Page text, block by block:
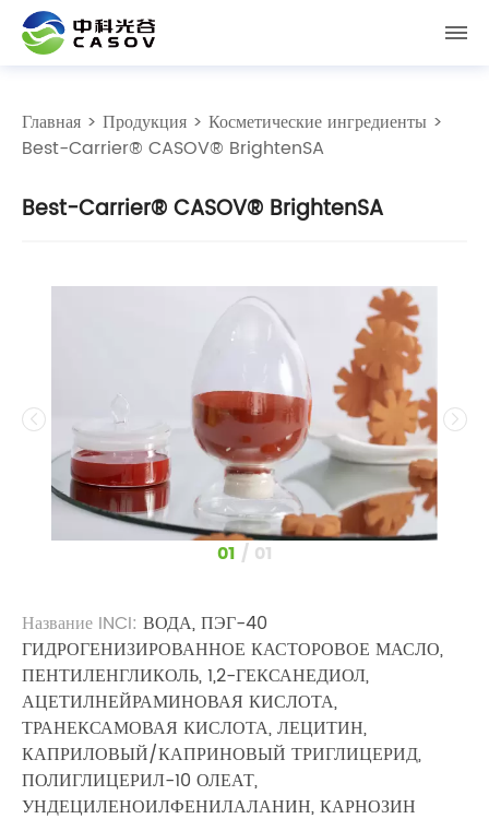
Главная > Продукция > Косметические ингредиенты >
Best-Carrier® CASOV® BrightenSA
Best-Carrier® CASOV® BrightenSA
1 / 1
Название INCI: ВОДА, ПЭГ-40
ГИДРОГЕНИЗИРОВАННОЕ КАСТОРОВОЕ МАСЛО,
ПЕНТИЛЕНГЛИКОЛЬ, 1,2-ГЕКСАНЕДИОЛ,
АЦЕТИЛНЕЙРАМИНОВАЯ КИСЛОТА,
ТРАНЕКСАМОВАЯ КИСЛОТА, ЛЕЦИТИН,
КАПРИЛОВЫЙ/КАПРИНОВЫЙ ТРИГЛИЦЕРИД,
ПОЛИГЛИЦЕРИЛ-10 ОЛЕАТ,
УНДЕЦИЛЕНОИЛФЕНИЛАЛАНИН, КАРНОЗИН